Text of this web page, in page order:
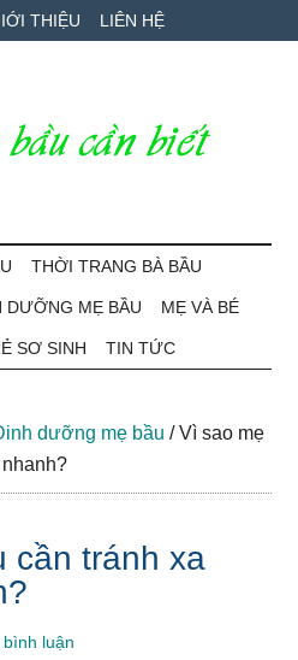
THIỆU LIÊN HỆ
THỜI TRANG BÀ BẦU
DƯỠNG MẸ BẦU MẸ VÀ BÉ
SƠ SINH TIN TỨC
dưỡng mẹ bầu /Vì sao mẹ
cần tránh xa
luận